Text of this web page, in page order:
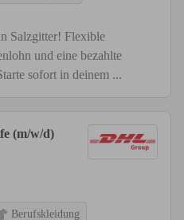
Salzgitter! Flexible
und eine bezahlte
sofort in deinem ...
(m/w/d)
Berufskleidung